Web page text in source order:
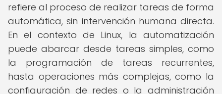
refiere al proceso de realizar tareas de forma
automática, sin intervención humana directa.
En el contexto de Linux, la automatización
puede abarcar desde tareas simples, como
la programación de tareas recurrentes,
hasta operaciones más complejas, como la
configuración de redes o la administración